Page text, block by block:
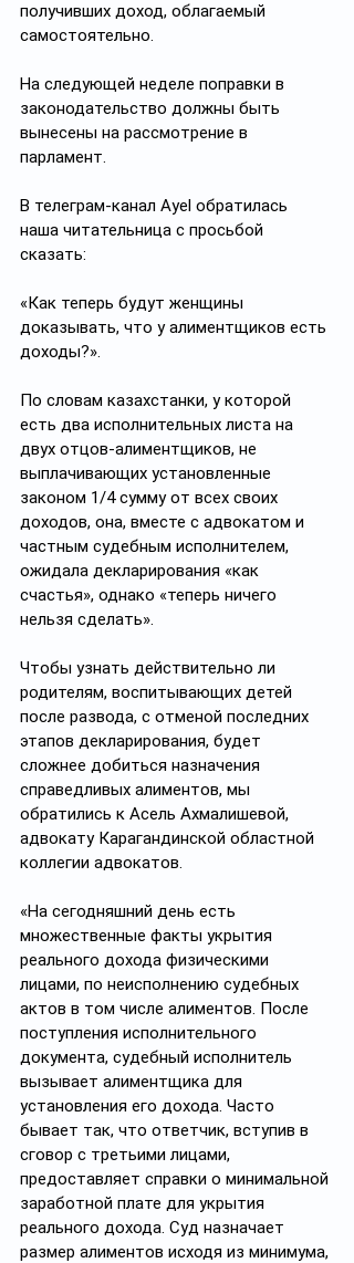
получивших доход, облагаемый
самостоятельно.
На следующей неделе поправки в
законодательство должны быть
вынесены на рассмотрение в
парламент.
В телеграм-канал Ayel обратилась
наша читательница с просьбой
сказать:
«Как теперь будут женщины
доказывать, что у алиментщиков есть
доходы?».
По словам казахстанки, у которой
есть два исполнительных листа на
двух отцов-алиментщиков, не
выплачивающих установленные
законом 1/4 сумму от всех своих
доходов, она, вместе с адвокатом и
частным судебным исполнителем,
ожидала декларирования «как
счастья», однако «теперь ничего
нельзя сделать».
Чтобы узнать действительно ли
родителям, воспитывающих детей
после развода, с отменой последних
этапов декларирования, будет
сложнее добиться назначения
справедливых алиментов, мы
обратились к Асель Ахмалишевой,
адвокату Карагандинской областной
коллегии адвокатов.
«На сегодняшний день есть
множественные факты укрытия
реального дохода физическими
лицами, по неисполнению судебных
актов в том числе алиментов. После
поступления исполнительного
документа, судебный исполнитель
вызывает алиментщика для
установления его дохода. Часто
бывает так, что ответчик, вступив в
сговор с третьими лицами,
предоставляет справки о минимальной
заработной плате для укрытия
реального дохода. Суд назначает
размер алиментов исходя из минимума,